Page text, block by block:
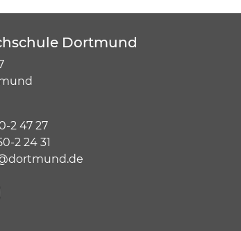
Dortmund
2 47 27
2 24 31